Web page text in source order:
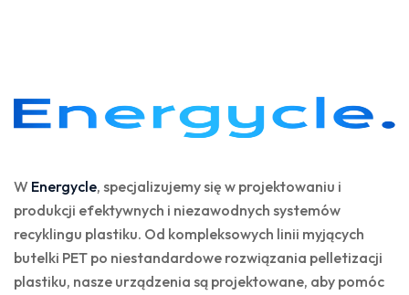
W Energycle, specjalizujemy się w projektowaniu i
produkcji efektywnych i niezawodnych systemów
recyklingu plastiku. Od kompleksowych linii myjących
butelki PET po niestandardowe rozwiązania pelletizacji
plastiku, nasze urządzenia są projektowane, aby pomóc